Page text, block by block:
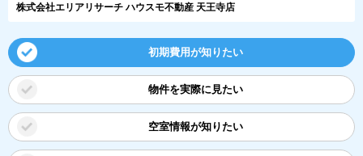
株式会社エリアリサーチ ハウスモ不動産 天王寺店
初期費用が知りたい
物件を実際に見たい
空室情報が知りたい